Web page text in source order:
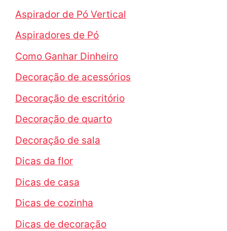
Aspirador de Pó Vertical
Aspiradores de Pó
Como Ganhar Dinheiro
Decoração de acessórios
Decoração de escritório
Decoração de quarto
Decoração de sala
Dicas da flor
Dicas de casa
Dicas de cozinha
Dicas de decoração